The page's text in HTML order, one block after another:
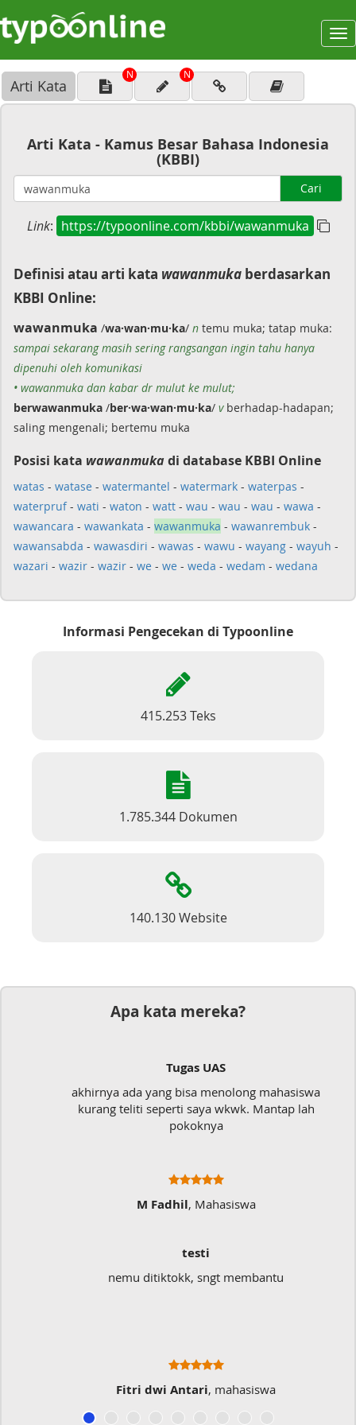
Arti Kata
N N
Arti Kata - Kamus Besar Bahasa Indonesia
(KBBI)
Cari
Link: https://typoonline.com/kbbi/wawanmuka
Definisi atau arti kata wawanmuka berdasarkan
KBBI Online:
wawanmuka /wa·wan·mu·ka/ n temu muka; tatap muka:
sampai sekarang masih sering rangsangan ingin tahu hanya
dipenuhi oleh komunikasi
• wawanmuka dan kabar dr mulut ke mulut;
berwawanmuka /ber·wa·wan·mu·ka/ vberhadap-hadapan;
saling mengenali; bertemu muka
Posisi kata wawanmukadi database KBBI Online
watas - watase - watermantel - watermark - waterpas -
waterpruf- wati - waton - watt - wau - wau - wau - wawa -
wawancara - wawankata - wawanmuka - wawanrembuk -
wawansabda - wawasdiri - wawas - wawu - wayang - wayuh -
wazari - wazir - wazir - we - we - weda - wedam - wedana
Informasi Pengecekan di Typoonline
415.253 Teks
1.785.344 Dokumen
140.130 Website
Apa kata mereka?
Tugas UAS
akhirnya ada yang bisa menolong mahasiswa
kurang teliti seperti saya wkwk. Mantap lah
pokoknya
M Fadhil, Mahasiswa
testi
nemu ditiktokk, sngt membantu
Fitri dwi Antari, mahasiswa